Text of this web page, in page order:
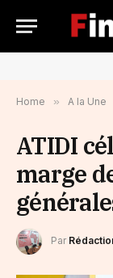
Home » A la Une
ATIDI
marge
Par